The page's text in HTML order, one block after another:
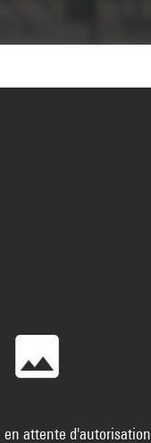
en attente d'autorisation